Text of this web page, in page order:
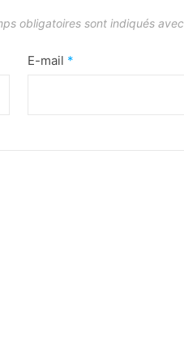
obligatoires sont indiqués avec
E-mail *